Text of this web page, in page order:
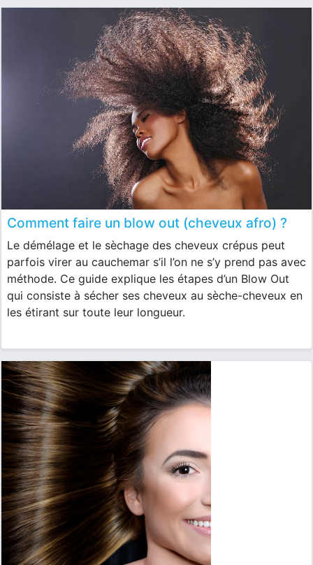
Comment faire un blow out (cheveux afro) ?
Le démélage et le sèchage des cheveux crépus peut
parfois virer au cauchemar s’il l’on ne s’y prend pas avec
méthode. Ce guide explique les étapes d’un Blow Out
qui consiste à sécher ses cheveux au sèche-cheveux en
les étirant sur toute leur longueur.